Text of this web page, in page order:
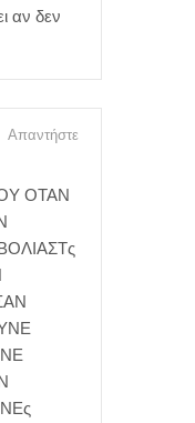
αν δεν
Απαντήστε
ΟΤΑΝ